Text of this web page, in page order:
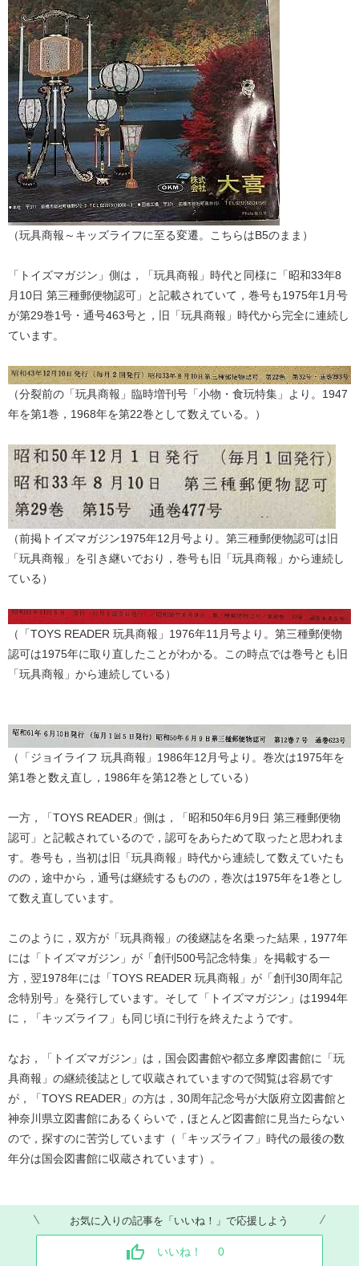
（玩具商報～キッズライフに至る変遷。こちらはB5のまま）
「トイズマガジン」側は，「玩具商報」時代と同様に「昭和33年8
月10日 第三種郵便物認可」と記載されていて，巻号も1975年1月号
が第29巻1号・通号463号と，旧「玩具商報」時代から完全に連続し
ています。
（分裂前の「玩具商報」臨時増刊号「小物・食玩特集」より。1947
年を第1巻，1968年を第22巻として数えている。）
（前掲トイズマガジン1975年12月号より。第三種郵便物認可は旧
「玩具商報」を引き継いでおり，巻号も旧「玩具商報」から連続し
ている）
（「TOYS READER 玩具商報」1976年11月号より。第三種郵便物
認可は1975年に取り直したことがわかる。この時点では巻号とも旧
「玩具商報」から連続している）
（「ジョイライフ 玩具商報」1986年12月号より。巻次は1975年を
第1巻と数え直し，1986年を第12巻としている）
一方，「TOYS READER」側は，「昭和50年6月9日 第三種郵便物
認可」と記載されているので，認可をあらためて取ったと思われま
す。巻号も，当初は旧「玩具商報」時代から連続して数えていたも
のの，途中から，通号は継続するものの，巻次は1975年を1巻とし
て数え直しています。
このように，双方が「玩具商報」の後継誌を名乗った結果，1977年
には「トイズマガジン」が「創刊500号記念特集」を掲載する一
方，翌1978年には「TOYS READER 玩具商報」が「創刊30周年記
念特別号」を発行しています。そして「トイズマガジン」は1994年
に，「キッズライフ」も同じ頃に刊行を終えたようです。
なお，「トイズマガジン」は，国会図書館や都立多摩図書館に「玩
具商報」の継続後誌として収蔵されていますので閲覧は容易です
が，「TOYS READER」の方は，30周年記念号が大阪府立図書館と
神奈川県立図書館にあるくらいで，ほとんど図書館に見当たらない
ので，探すのに苦労しています（「キッズライフ」時代の最後の数
年分は国会図書館に収蔵されています）。
お気に入りの記事を「いいね！」で応援しよう
いいね！ 0